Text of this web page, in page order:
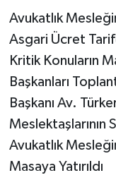
Avukatlık
Asgari Ücret
Kritik Konuların
Başkanları
Başkanı Av.
Meslektaşlarının
​Avukatlık
Masaya Yatırıldı